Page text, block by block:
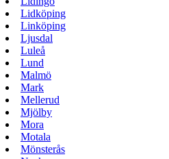
Lidköping
Linköping
Ljusdal
Luleå
Lund
Malmö
Mark
Mellerud
Mjölby
Mora
Motala
Mönsterås